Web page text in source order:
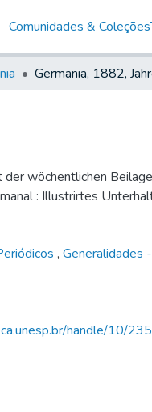
Comunidades & Coleções
wöchentlichen
: Illustrirtes
, Generalidades
handle/10/